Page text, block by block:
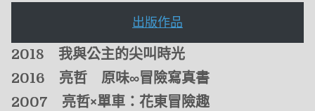
出版作品
2018 我與公主的尖叫時光
2016 亮哲 原味∞冒險寫真書
2007 亮哲×單車：花東冒險趣